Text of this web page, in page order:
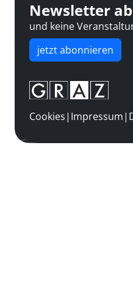
Newsletter
und keine
jetzt abonnieren
Cookies| Impressum|